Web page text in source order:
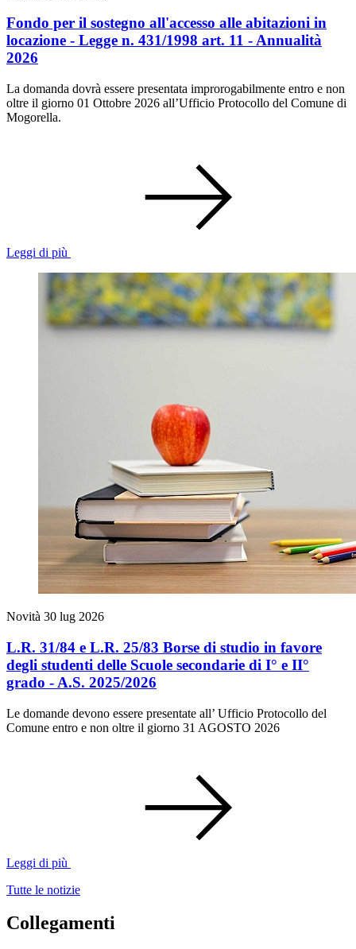
Fondo per il sostegno all'accesso alle abitazioni in
locazione - Legge n. 431/1998 art. 11 - Annualità
2026
La domanda dovrà essere presentata improrogabilmente entro e non
oltre il giorno 01 Ottobre 2026 all’Ufficio Protocollo del Comune di
Mogorella.
Leggi di più
Novità 30 lug 2026
L.R. 31/84 e L.R. 25/83 Borse di studio in favore
degli studenti delle Scuole secondarie di I° e II°
grado - A.S. 2025/2026
Le domande devono essere presentate all’ Ufficio Protocollo del
Comune entro e non oltre il giorno 31 AGOSTO 2026
Leggi di più
Tutte le notizie
Collegamenti